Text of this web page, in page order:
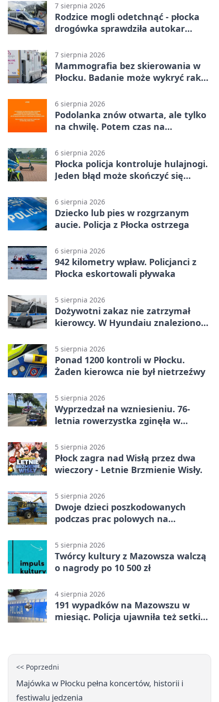
7 sierpnia 2026
Rodzice mogli odetchnąć - płocka
drogówka sprawdziła autokar
7 sierpnia 2026
Mammografia bez skierowania w
Płocku. Badanie może wykryć raka,
6 sierpnia 2026
Podolanka znów otwarta, ale tylko
na chwilę. Potem czas na
6 sierpnia 2026
Płocka policja kontroluje hulajnogi.
Jeden błąd może skończyć się
6 sierpnia 2026
Dziecko lub pies w rozgrzanym
aucie. Policja z Płocka ostrzega
6 sierpnia 2026
942 kilometry wpław. Policjanci z
Płocka eskortowali pływaka
5 sierpnia 2026
Dożywotni zakaz nie zatrzymał
kierowcy. W Hyundaiu znaleziono
5 sierpnia 2026
Ponad 1200 kontroli w Płocku.
Żaden kierowca nie był nietrzeźwy
5 sierpnia 2026
Wyprzedzał na wzniesieniu. 76-
letnia rowerzystka zginęła w
5 sierpnia 2026
Płock zagra nad Wisłą przez dwa
wieczory - Letnie Brzmienie Wisły.
5 sierpnia 2026
Dwoje dzieci poszkodowanych
podczas prac polowych na
5 sierpnia 2026
Twórcy kultury z Mazowsza walczą
o nagrody po 10 500 zł
4 sierpnia 2026
191 wypadków na Mazowszu w
miesiąc. Policja ujawniła też setki
<< Poprzedni
Majówka w Płocku pełna koncertów, historii i
festiwalu jedzenia